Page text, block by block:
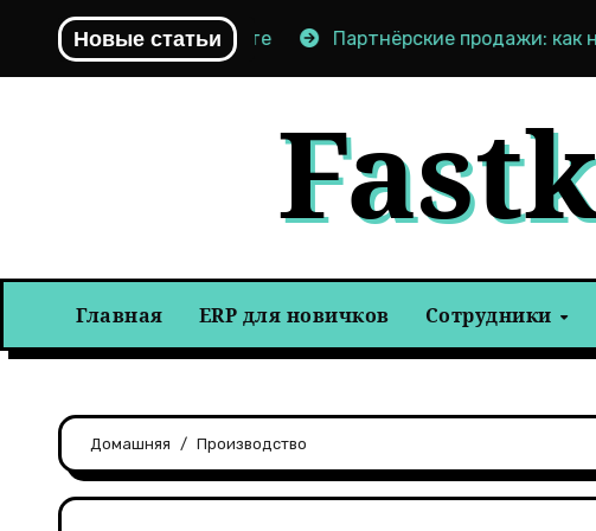
Перейти
содержимому
Новые статьи
в моменте Партнёрские продажи: как не сжечь
Главная ERP для новичков Сотрудники
Домашняя Производство